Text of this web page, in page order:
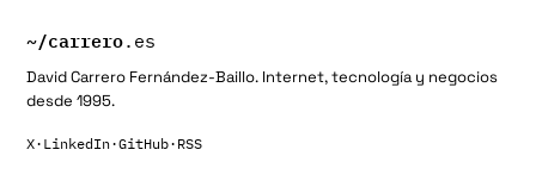
~/carrero.es
David Carrero Fernández-Baillo. Internet, tecnología y negocios
desde 1995.
X· LinkedIn·GitHub· RSS